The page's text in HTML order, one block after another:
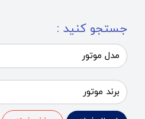
جستجو کنید :